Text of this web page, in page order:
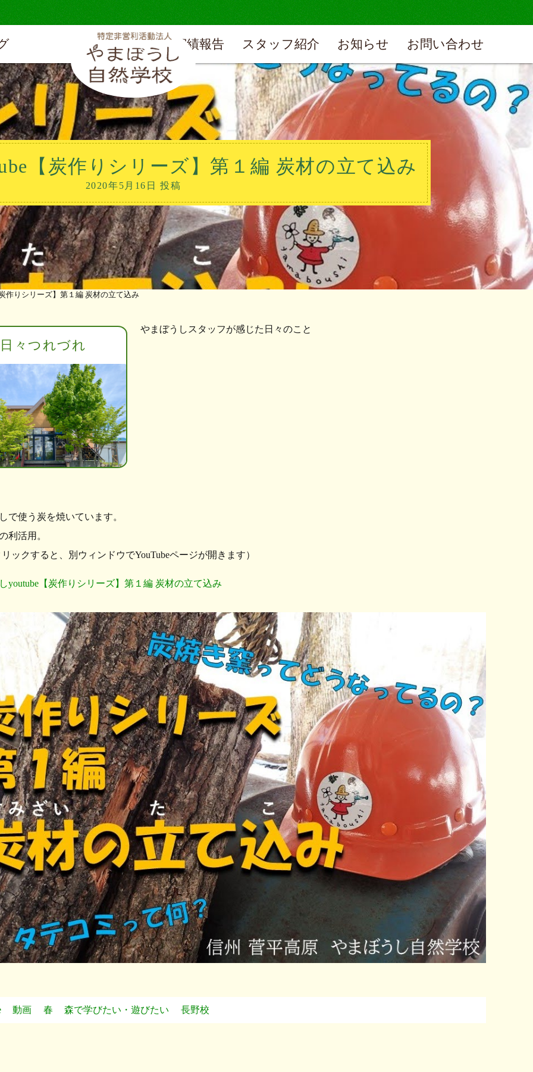
実績報告 スタッフ紹介 お知らせ お問い合わせ
【炭作りシリーズ】第１編 炭材の立て込み
2020年5月16日 投稿
作りシリーズ】第１編 炭材の立て込み
日々つれづれ
やまぼうしスタッフが感じた日々のこと
で使う炭を焼いています。
利活用。
ックすると、別ウィンドウでYouTubeページが開きます）
youtube【炭作りシリーズ】第１編 炭材の立て込み
動画 春 森で学びたい・遊びたい 長野校